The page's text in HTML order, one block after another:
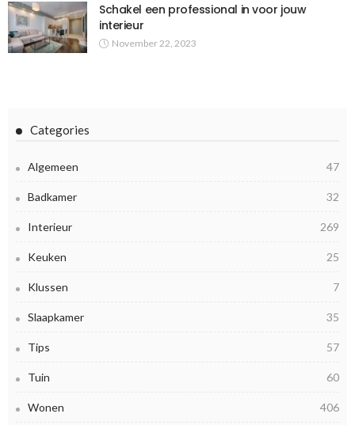
Schakel een professional in voor jouw
interieur
November 22, 2023
Categories
Algemeen 47
Badkamer 32
Interieur 269
Keuken 25
Klussen 7
Slaapkamer 35
Tips 57
Tuin 60
Wonen 406